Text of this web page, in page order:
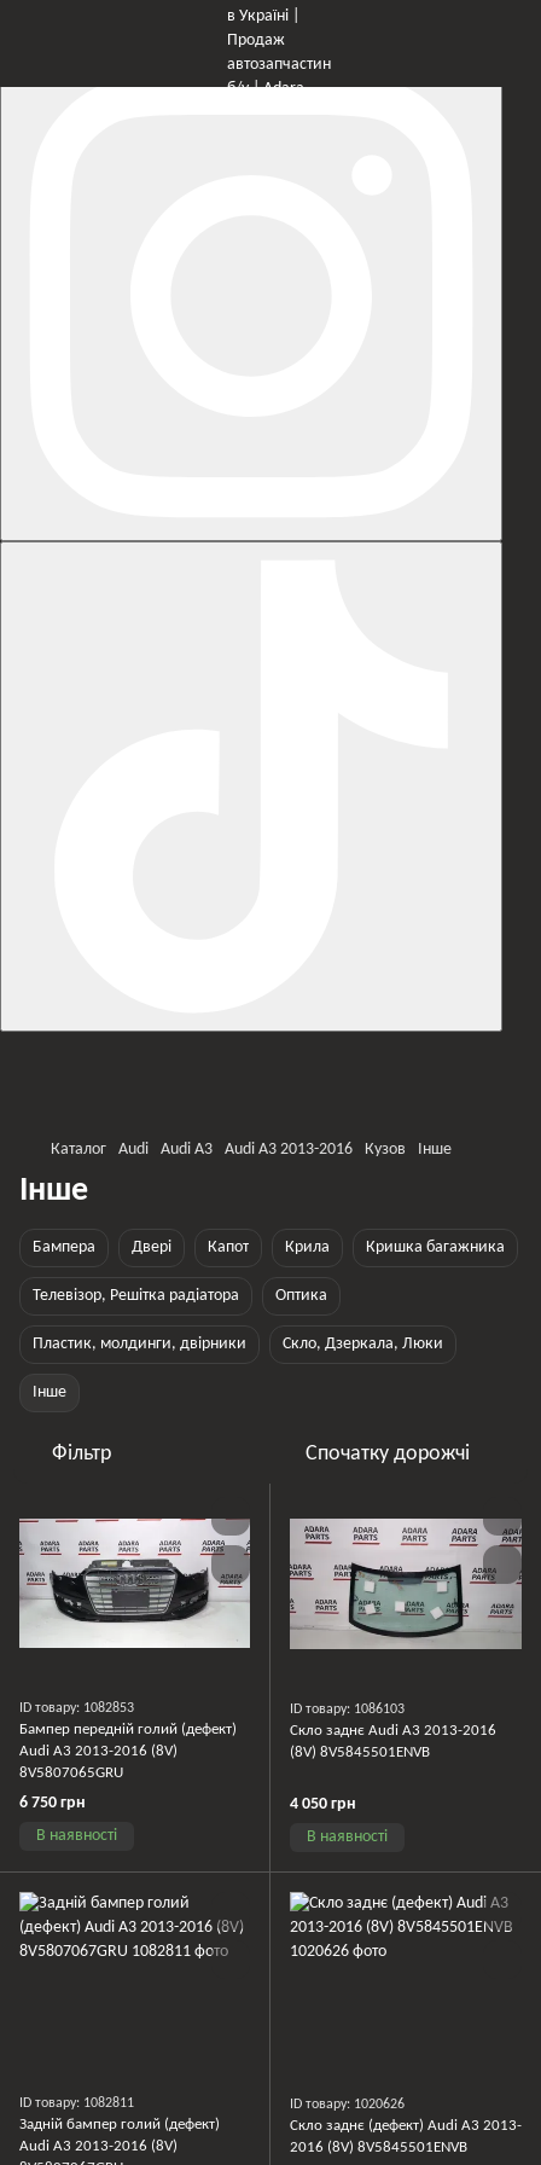
Каталог Audi Audi A3 Audi A3 2013-2016 Кузов Інше
Інше
Бампера Двері Капот Крила Кришка багажника
Телевізор, Решітка радіатора Оптика
Пластик, молдинги, двірники Скло, Дзеркала, Люки
Інше
Фільтр Спочатку дорожчі
ID товару: 1082853
Бампер передній голий (дефект)
Audi A3 2013-2016 (8V)
8V5807065GRU
6 750 грн
В наявності
ID товару: 1086103
Скло заднє Audi A3 2013-2016
(8V) 8V5845501ENVB
4 050 грн
В наявності
ID товару: 1082811
Задній бампер голий (дефект)
Audi A3 2013-2016 (8V)
ID товару: 1020626
Скло заднє (дефект) Audi A3 2013-
2016 (8V) 8V5845501ENVB